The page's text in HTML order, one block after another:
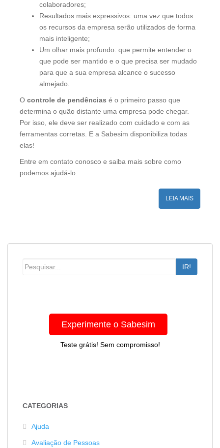
colaboradores;
Resultados mais expressivos: uma vez que todos
os recursos da empresa serão utilizados de forma
mais inteligente;
Um olhar mais profundo: que permite entender o
que pode ser mantido e o que precisa ser mudado
para que a sua empresa alcance o sucesso
almejado.
O controle de pendências é o primeiro passo que
determina o quão distante uma empresa pode chegar.
Por isso, ele deve ser realizado com cuidado e com as
ferramentas corretas. E a Sabesim disponibiliza todas
elas!
Entre em contato conosco e saiba mais sobre como
podemos ajudá-lo.
LEIA MAIS
IR!
Experimente o Sabesim
Teste grátis! Sem compromisso!
CATEGORIAS
Ajuda
Avaliação de Pessoas